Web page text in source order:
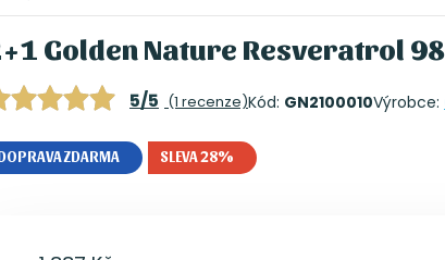
Golden Nature Resveratrol
5/5 (1 recenze)Kód: GN2100010Výrobce:
ZDARMA SLEVA 28%